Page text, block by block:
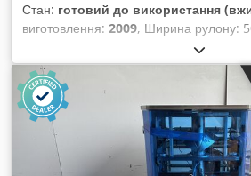
Стан: готовий до використання
виготовлення: 2009, Ширина рулону:
пакету X/Y: 250 мм/159 мм,
пакети/такту, діапазон ваги
50, керування: Siemens Simatic S7-
X/Y/Z: приблизно 5800 мм/2000 мм/
в наявності. Огляд на місці
Aiusck